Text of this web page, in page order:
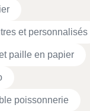
et personnalisés
paille en papier
poissonnerie